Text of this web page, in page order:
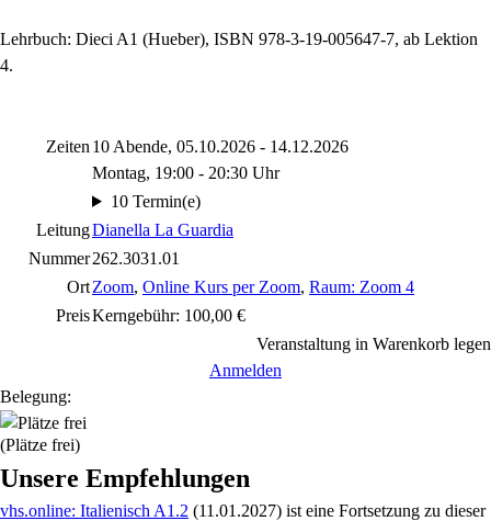
Lehrbuch: Dieci A1 (Hueber), ISBN 978-3-19-005647-7, ab Lektion
4.
Zeiten 10 Abende, 05.10.2026 - 14.12.2026
Montag, 19:00 - 20:30 Uhr
10 Termin(e)
LeitungDianella La Guardia
Nummer262.3031.01
OrtZoom, Online Kurs per Zoom, Raum: Zoom 4
PreisKerngebühr: 100,00 €
Veranstaltung in Warenkorb legen
Anmelden
Belegung:
(Plätze frei)
Unsere Empfehlungen
vhs.online: Italienisch A1.2 (11.01.2027) ist eine Fortsetzung zu dieser